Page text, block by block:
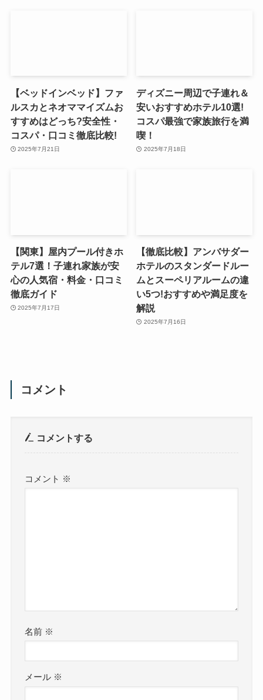
【ベッドインベッド】ファ
ルスカとネオママイズムお
すすめはどっち?安全性・
コスパ・口コミ徹底比較!
2025年7月21日
ディズニー周辺で子連れ＆
安いおすすめホテル10選!
コスパ最強で家族旅行を満
喫！
2025年7月18日
【関東】屋内プール付きホ
テル7選！子連れ家族が安
心の人気宿・料金・口コミ
徹底ガイド
2025年7月17日
【徹底比較】アンバサダー
ホテルのスタンダードルー
ムとスーペリアルームの違
い5つ!おすすめや満足度を
解説
2025年7月16日
コメント
コメントする
コメント ※
名前 ※
メール ※